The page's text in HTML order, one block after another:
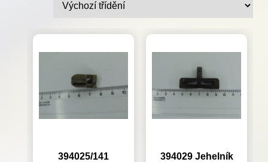
394025/141
394029 Jehelník